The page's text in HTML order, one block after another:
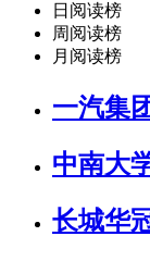
日阅读榜
周阅读榜
月阅读榜
一汽集
中南大
长城华